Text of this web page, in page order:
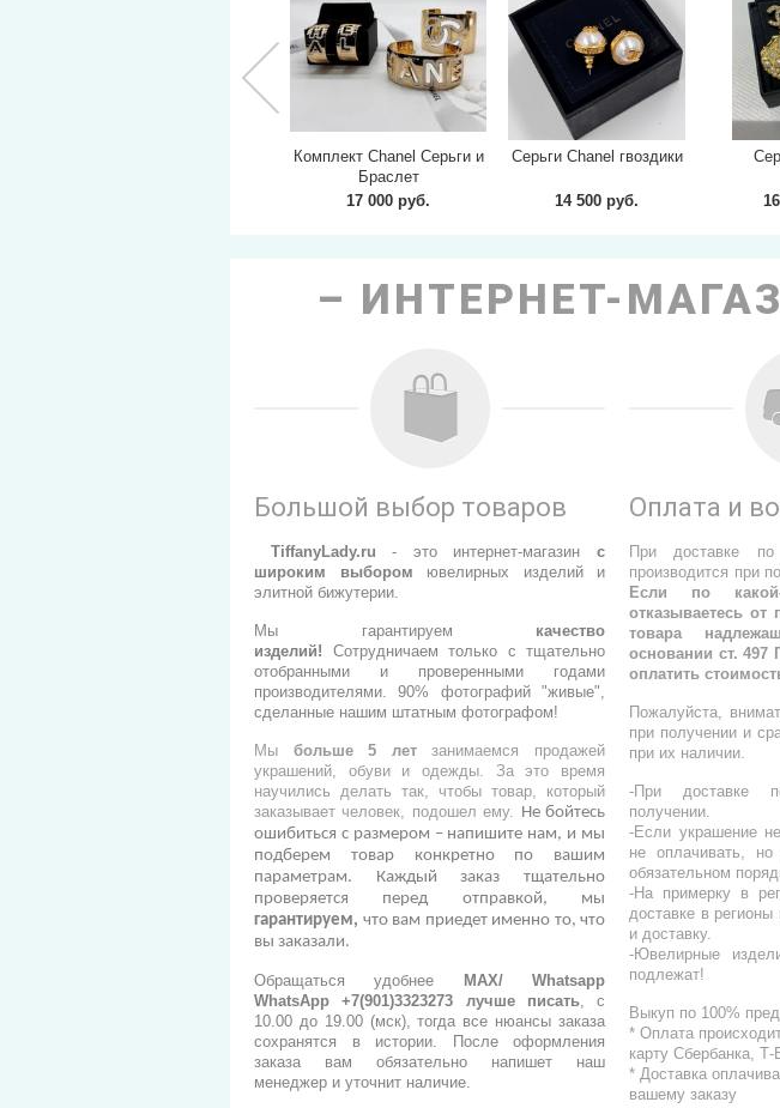
Комплект Chanel Серьги и
Браслет
17 000 руб.
Серьги Chanel гвоздики
14 500 руб.
ИНТЕРНЕТ-
Большой выбор товаров
TiffanyLady.ru - это интернет-магазин
с
широким выбором ювелирных изделий и
элитной бижутерии.
Мы гарантируем качество
изделий! Сотрудничаем только с тщательно
отобранными и проверенными годами
производителями.90% фотографий "живые",
сделанные нашим штатным фотографом!
Мы больше 5 летзанимаемся продажей
украшений, обуви и одежды. За это время
научились делать так, чтобы товар, который
заказывает человек, подошел ему. Не бойтесь
ошибиться с размером – напишите нам, и мы
подберем товар конкретно по вашим
параметрам. Каждый заказ тщательно
проверяется перед отправкой, мы
гарантируем, что вам приедет именно то, что
вы заказали.
Обращаться удобнее МАХ/ Whatsapp
WhatsApp +7(901)3323273 лучше писать, с
10.00 до 19.00 (мск), тогда все нюансы заказа
сохранятся в истории. После оформления
заказа вам обязательно напишет наш
менеджер и уточнит наличие.
Оплата и
При доставке
производится при
Если по
отказываетесь от
товара
основании ст. 497
оплатить
Пожалуйста,
при получении и
при их наличии.
-При доставке
получении.
-Если украшение
не оплачивать, но
обязательном
-На примерку в
доставке в регионы
и доставку.
-Ювелирные
подлежат!
Выкуп по 100%
* Оплата
карту Сбербанка,
* Доставка
вашему заказу